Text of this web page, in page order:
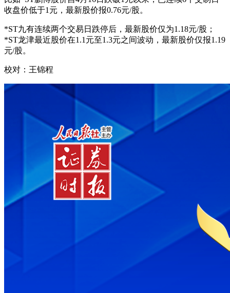
收盘价低于1元，最新股价报0.76元/股。
*ST九有连续两个交易日跌停后，最新股价仅为1.18元/股；
*ST龙津最近股价在1.1元至1.3元之间波动，最新股价仅报1.19
元/股。
校对：王锦程